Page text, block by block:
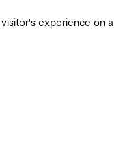
experience on a